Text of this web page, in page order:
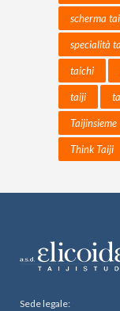
scherma
specialità
taichi
taiji
Taijinsieme
Think Taiji
Sede legale: